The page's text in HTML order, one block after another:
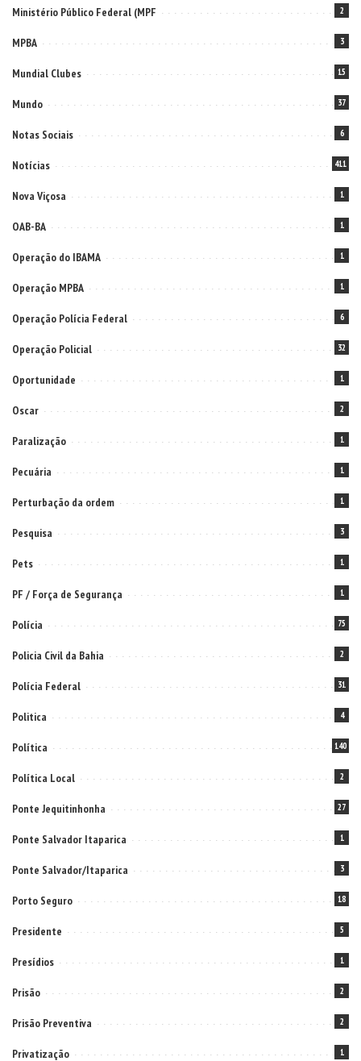
Ministério Público Federal (MPF 2
MPBA 3
Mundial Clubes 15
Mundo 37
Notas Sociais 6
Notícias 411
Nova Viçosa 1
OAB-BA 1
Operação do IBAMA 1
Operação MPBA 1
Operação Polícia Federal 6
Operação Policial 32
Oportunidade 1
Oscar 2
Paralização 1
Pecuária 1
Perturbação da ordem 1
Pesquisa 3
Pets 1
PF / Força de Segurança 1
Polícia 75
Policia Civil da Bahia 2
Polícia Federal 31
Politica 4
Política 140
Política Local 2
Ponte Jequitinhonha 27
Ponte Salvador Itaparica 1
Ponte Salvador/Itaparica 3
Porto Seguro 18
Presidente 5
Presídios 1
Prisão 2
Prisão Preventiva 2
Privatização 1